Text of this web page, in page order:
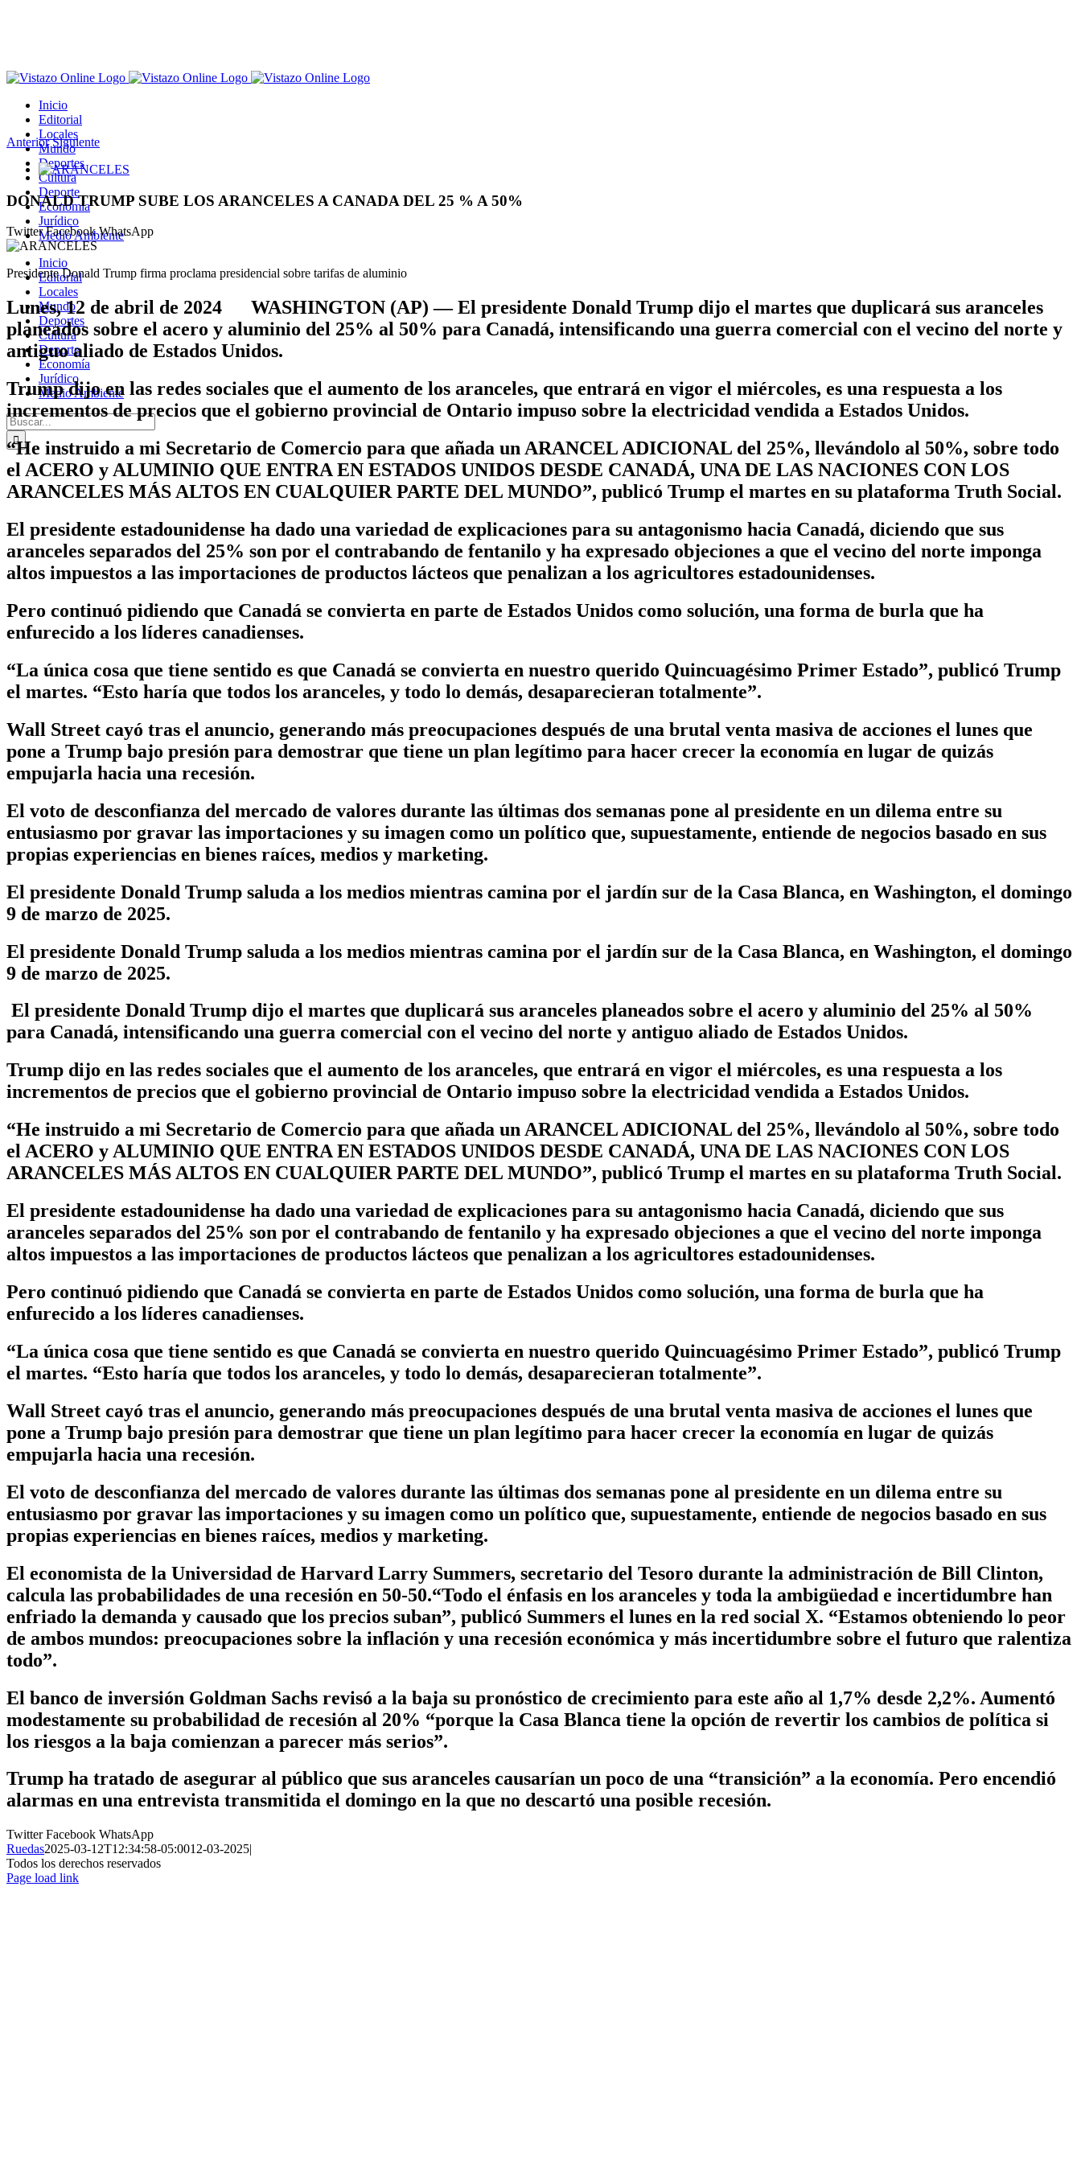
Inicio
Editorial
Locales
Mundo
Deportes
Cultura
Deporte
Economía
Jurídico
Medio Ambiente
Inicio
Editorial
Locales
Mundo
Deportes
Cultura
Deporte
Economía
Jurídico
Medio Ambiente
Buscar:
Anterior Siguiente
Ver
imagen
más
grande
DONALD TRUMP SUBE LOS ARANCELES A CANADA DEL 25 % A 50%
TwitterFacebookWhatsApp
Presidente Donald Trump firma proclama presidencial sobre tarifas de aluminio
Lunes, 12 de abril de 2024 WASHINGTON (AP) — El presidente Donald Trump dijo el martes que duplicará sus aranceles
planeados sobre el acero y aluminio del 25% al 50% para Canadá, intensificando una guerra comercial con el vecino del norte y
antiguo aliado de Estados Unidos.
Trump dijo en las redes sociales que el aumento de los aranceles, que entrará en vigor el miércoles, es una respuesta a los
incrementos de precios que el gobierno provincial de Ontario impuso sobre la electricidad vendida a Estados Unidos.
“He instruido a mi Secretario de Comercio para que añada un ARANCEL ADICIONAL del 25%, llevándolo al 50%, sobre todo
el ACERO y ALUMINIO QUE ENTRA EN ESTADOS UNIDOS DESDE CANADÁ, UNA DE LAS NACIONES CON LOS
ARANCELES MÁS ALTOS EN CUALQUIER PARTE DEL MUNDO”, publicó Trump el martes en su plataforma Truth Social.
El presidente estadounidense ha dado una variedad de explicaciones para su antagonismo hacia Canadá, diciendo que sus
aranceles separados del 25% son por el contrabando de fentanilo y ha expresado objeciones a que el vecino del norte imponga
altos impuestos a las importaciones de productos lácteos que penalizan a los agricultores estadounidenses.
Pero continuó pidiendo que Canadá se convierta en parte de Estados Unidos como solución, una forma de burla que ha
enfurecido a los líderes canadienses.
“La única cosa que tiene sentido es que Canadá se convierta en nuestro querido Quincuagésimo Primer Estado”, publicó Trump
el martes. “Esto haría que todos los aranceles, y todo lo demás, desaparecieran totalmente”.
Wall Street cayó tras el anuncio, generando más preocupaciones después de una brutal venta masiva de acciones el lunes que
pone a Trump bajo presión para demostrar que tiene un plan legítimo para hacer crecer la economía en lugar de quizás
empujarla hacia una recesión.
El voto de desconfianza del mercado de valores durante las últimas dos semanas pone al presidente en un dilema entre su
entusiasmo por gravar las importaciones y su imagen como un político que, supuestamente, entiende de negocios basado en sus
propias experiencias en bienes raíces, medios y marketing.
El presidente Donald Trump saluda a los medios mientras camina por el jardín sur de la Casa Blanca, en Washington, el domingo
9 de marzo de 2025.
El presidente Donald Trump saluda a los medios mientras camina por el jardín sur de la Casa Blanca, en Washington, el domingo
9 de marzo de 2025.
El presidente Donald Trump dijo el martes que duplicará sus aranceles planeados sobre el acero y aluminio del 25% al 50%
para Canadá, intensificando una guerra comercial con el vecino del norte y antiguo aliado de Estados Unidos.
Trump dijo en las redes sociales que el aumento de los aranceles, que entrará en vigor el miércoles, es una respuesta a los
incrementos de precios que el gobierno provincial de Ontario impuso sobre la electricidad vendida a Estados Unidos.
“He instruido a mi Secretario de Comercio para que añada un ARANCEL ADICIONAL del 25%, llevándolo al 50%, sobre todo
el ACERO y ALUMINIO QUE ENTRA EN ESTADOS UNIDOS DESDE CANADÁ, UNA DE LAS NACIONES CON LOS
ARANCELES MÁS ALTOS EN CUALQUIER PARTE DEL MUNDO”, publicó Trump el martes en su plataforma Truth Social.
El presidente estadounidense ha dado una variedad de explicaciones para su antagonismo hacia Canadá, diciendo que sus
aranceles separados del 25% son por el contrabando de fentanilo y ha expresado objeciones a que el vecino del norte imponga
altos impuestos a las importaciones de productos lácteos que penalizan a los agricultores estadounidenses.
Pero continuó pidiendo que Canadá se convierta en parte de Estados Unidos como solución, una forma de burla que ha
enfurecido a los líderes canadienses.
“La única cosa que tiene sentido es que Canadá se convierta en nuestro querido Quincuagésimo Primer Estado”, publicó Trump
el martes. “Esto haría que todos los aranceles, y todo lo demás, desaparecieran totalmente”.
Wall Street cayó tras el anuncio, generando más preocupaciones después de una brutal venta masiva de acciones el lunes que
pone a Trump bajo presión para demostrar que tiene un plan legítimo para hacer crecer la economía en lugar de quizás
empujarla hacia una recesión.
El voto de desconfianza del mercado de valores durante las últimas dos semanas pone al presidente en un dilema entre su
entusiasmo por gravar las importaciones y su imagen como un político que, supuestamente, entiende de negocios basado en sus
propias experiencias en bienes raíces, medios y marketing.
El economista de la Universidad de Harvard Larry Summers, secretario del Tesoro durante la administración de Bill Clinton,
calcula las probabilidades de una recesión en 50-50.“Todo el énfasis en los aranceles y toda la ambigüedad e incertidumbre han
enfriado la demanda y causado que los precios suban”, publicó Summers el lunes en la red social X. “Estamos obteniendo lo peor
de ambos mundos: preocupaciones sobre la inflación y una recesión económica y más incertidumbre sobre el futuro que ralentiza
todo”.
El banco de inversión Goldman Sachs revisó a la baja su pronóstico de crecimiento para este año al 1,7% desde 2,2%. Aumentó
modestamente su probabilidad de recesión al 20% “porque la Casa Blanca tiene la opción de revertir los cambios de política si
los riesgos a la baja comienzan a parecer más serios”.
Trump ha tratado de asegurar al público que sus aranceles causarían un poco de una “transición” a la economía. Pero encendió
alarmas en una entrevista transmitida el domingo en la que no descartó una posible recesión.
TwitterFacebook WhatsApp
Ruedas2025-03-12T12:34:58-05:0012-03-2025|
Todos los derechos reservados
Page load link